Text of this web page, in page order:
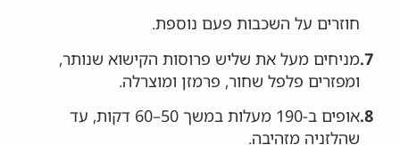
חוזרים על השכבות פעם נוספת.
7. מניחים מעל את שליש פרוסות הקישוא שנותר,
ומפזרים פלפל שחור, פרמזן ומוצרלה.
8.
אופים ב-190 מעלות במשך 50–60 דקות, עד
שהלזניה מזהיבה.